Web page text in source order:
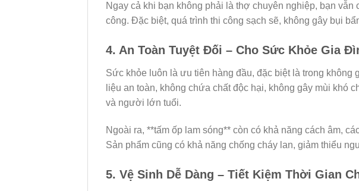
Ngay cả khi bạn không phải là thợ chuyên nghiệp, bạn
công. Đặc biệt, quá trình thi công sạch sẽ, không gây bụi
4. An Toàn Tuyệt Đối – Cho Sức Khỏe Gia
Sức khỏe luôn là ưu tiên hàng đầu, đặc biệt là trong
liệu an toàn, không chứa chất độc hại, không gây mùi khó
và người lớn tuổi.
Ngoài ra, **tấm ốp lam sóng** còn có khả năng cách âm,
Sản phẩm cũng có khả năng chống cháy lan, giảm thiểu
5. Vệ Sinh Dễ Dàng – Tiết Kiệm Thời Gian